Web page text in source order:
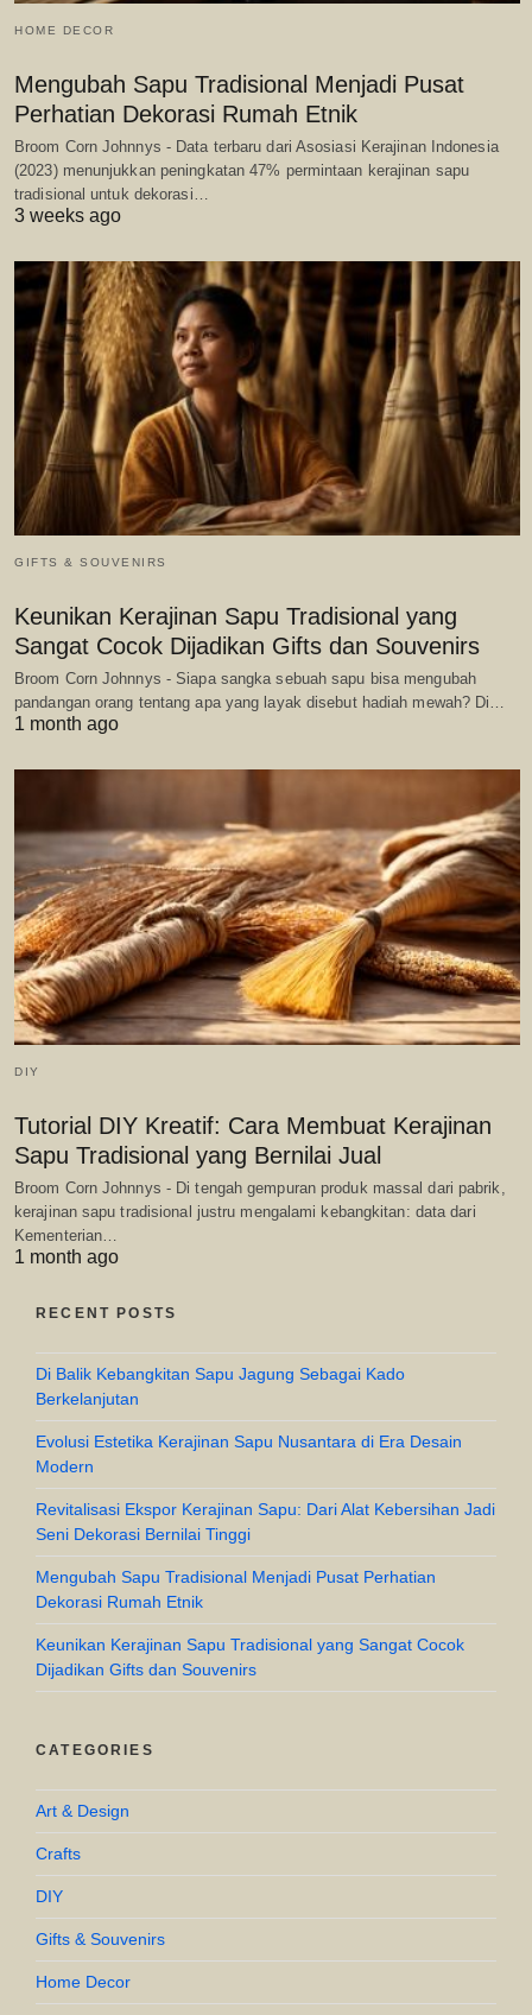
HOME DECOR
Mengubah Sapu Tradisional Menjadi Pusat
Perhatian Dekorasi Rumah Etnik
Broom Corn Johnnys - Data terbaru dari Asosiasi Kerajinan Indonesia
(2023) menunjukkan peningkatan 47% permintaan kerajinan sapu
tradisional untuk dekorasi…
3 weeks ago
GIFTS & SOUVENIRS
Keunikan Kerajinan Sapu Tradisional yang
Sangat Cocok Dijadikan Gifts dan Souvenirs
Broom Corn Johnnys - Siapa sangka sebuah sapu bisa mengubah
pandangan orang tentang apa yang layak disebut hadiah mewah? Di…
1 month ago
DIY
Tutorial DIY Kreatif: Cara Membuat Kerajinan
Sapu Tradisional yang Bernilai Jual
Broom Corn Johnnys - Di tengah gempuran produk massal dari pabrik,
kerajinan sapu tradisional justru mengalami kebangkitan: data dari
Kementerian…
1 month ago
RECENT POSTS
Di Balik Kebangkitan Sapu Jagung Sebagai Kado
Berkelanjutan
Evolusi Estetika Kerajinan Sapu Nusantara di Era Desain
Modern
Revitalisasi Ekspor Kerajinan Sapu: Dari Alat Kebersihan Jadi
Seni Dekorasi Bernilai Tinggi
Mengubah Sapu Tradisional Menjadi Pusat Perhatian
Dekorasi Rumah Etnik
Keunikan Kerajinan Sapu Tradisional yang Sangat Cocok
Dijadikan Gifts dan Souvenirs
CATEGORIES
Art & Design
Crafts
DIY
Gifts & Souvenirs
Home Decor